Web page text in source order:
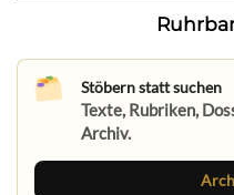
Stöbern statt suchen
Texte, Rubriken,
Archiv.